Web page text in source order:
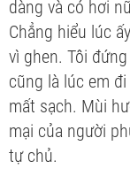
dàng và có hơi
Chẳng hiểu lúc
vì ghen. Tôi
cũng là lúc em
mất sạch. Mùi
mại của người
tự chủ.